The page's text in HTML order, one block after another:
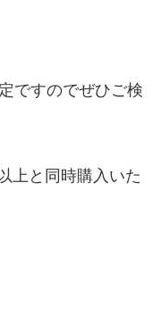
ですのでぜひご検
上と同時購入いた